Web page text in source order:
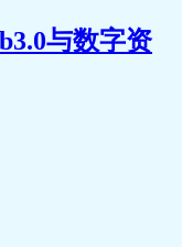
与数字资